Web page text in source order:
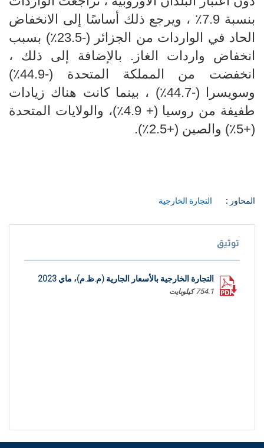
بنسبة 7.9٪ ، ويرجع ذلك أساسًا إلى الانخفاض
الحاد في الواردات من الجزائر (-23.5٪) بسبب
انخفاض واردات الغاز. بالإضافة إلى ذلك ،
انخفضت من المملكة المتحدة (-44.9٪)
وسويسرا (-44.7٪) ، بينما كانت هناك زيادات
طفيفة من روسيا (+ 4.9٪)، والولايات المتحدة
(+5٪) والصين (+2.5٪).
المحاور : التجارة الخارجية
توثيق
التجارة الخارجية بالأسعار الجارية (م.ظ.م)، ماي 2023
754.1 كيلوبايت